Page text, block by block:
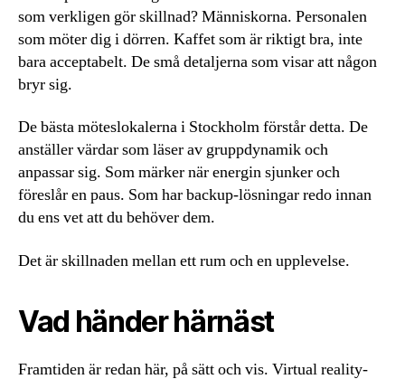
som verkligen gör skillnad? Människorna. Personalen
som möter dig i dörren. Kaffet som är riktigt bra, inte
bara acceptabelt. De små detaljerna som visar att någon
bryr sig.
De bästa möteslokalerna i Stockholm förstår detta. De
anställer värdar som läser av gruppdynamik och
anpassar sig. Som märker när energin sjunker och
föreslår en paus. Som har backup-lösningar redo innan
du ens vet att du behöver dem.
Det är skillnaden mellan ett rum och en upplevelse.
Vad händer härnäst
Framtiden är redan här, på sätt och vis. Virtual reality-